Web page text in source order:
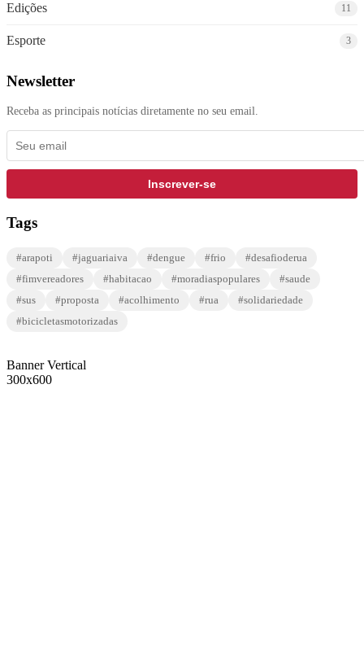
Edições 11
Esporte 3
Newsletter
Receba as principais notícias diretamente no seu email.
Inscrever-se
Tags
#arapoti #jaguariaiva #dengue #frio
#desafioderua
#fimvereadores
#habitacao #moradiaspopulares
#saude
#sus
#proposta #acolhimento #rua
#solidariedade
#bicicletasmotorizadas
Banner Vertical
300x600